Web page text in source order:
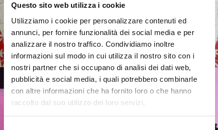
Questo sito web utilizza i cookie
Utilizziamo i cookie per personalizzare contenuti ed
annunci, per fornire funzionalità dei social media e per
analizzare il nostro traffico. Condividiamo inoltre
informazioni sul modo in cui utilizza il nostro sito con i
nostri partner che si occupano di analisi dei dati web,
pubblicità e social media, i quali potrebbero combinarle
con altre informazioni che ha fornito loro o che hanno
raccolto dal suo utilizzo dei loro servizi.